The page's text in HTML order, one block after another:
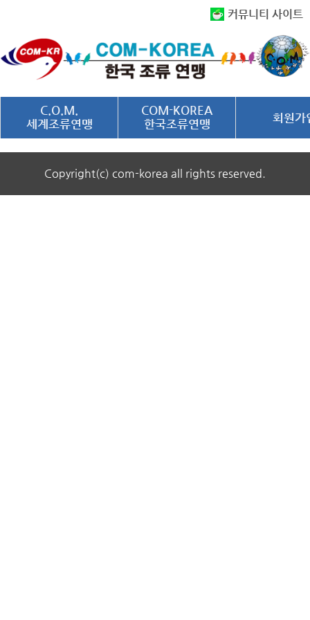
커뮤니티 사이트
C.O.M.
세계조류연맹
COM-KOREA
한국조류연맹
회원가
Copyright(c) com-korea all rights reserved.